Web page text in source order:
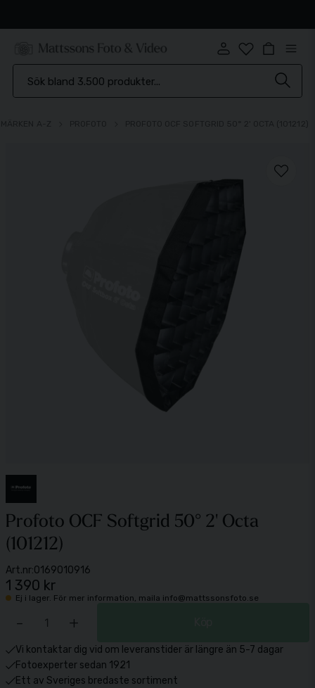
Profoto OCF Softgrid 50° 2' Octa
(101212)
Art.nr:0169010916
1 390 kr
Ej i lager. För mer information, maila info@mattssonsfoto.se
- +
Vi kontaktar dig vid om leveranstider är längre än 5-7 dagar
Fotoexperter sedan 1921
Ett av Sveriges bredaste sortiment